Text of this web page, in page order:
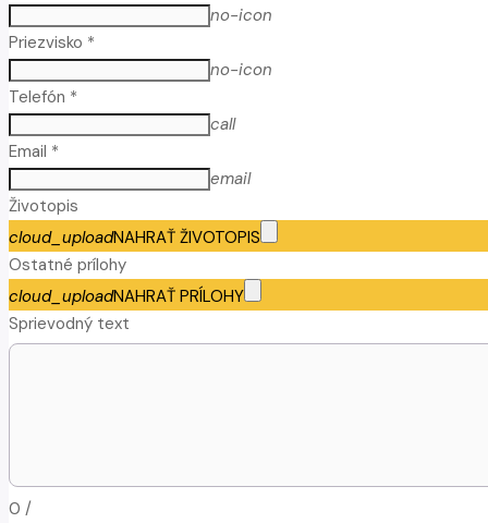
no-icon
Priezvisko *
no-icon
Telefón *
call
Email *
email
Životopis
cloud_uploadNAHRAŤ ŽIVOTOPIS
Ostatné prílohy
cloud_uploadNAHRAŤ PRÍLOHY
Sprievodný text
0 /